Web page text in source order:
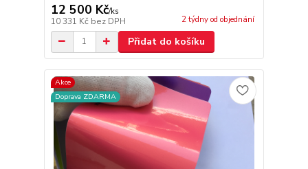
12 500 Kč/ks
10 331 Kč bez DPH 2 týdny od objednání
Přidat do košíku
Akce
Doprava ZDARMA